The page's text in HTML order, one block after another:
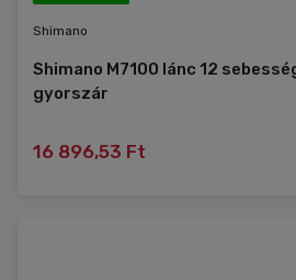
Shimano
Shimano M7100 lánc 12
gyorszár
16 896,53 Ft